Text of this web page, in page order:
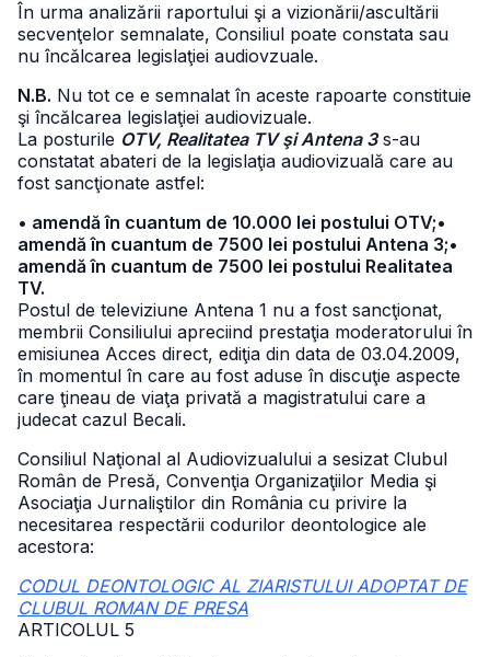
În urma analizării raportului şi a vizionării/ascultării
secvenţelor semnalate, Consiliul poate constata sau
nu încălcarea legislaţiei audiovzuale.
N.B. Nu tot ce e semnalat în aceste rapoarte constituie
şi încălcarea legislaţiei audiovizuale.
La posturile OTV, Realitatea TV şi Antena 3s-au
constatat abateri de la legislaţia audiovizuală care au
fost sancţionate astfel:
• amendă în cuantum de 10.000 lei postului OTV;•
amendă în cuantum de 7500 lei postului Antena 3;•
amendă în cuantum de 7500 lei postului Realitatea
TV.
Postul de televiziune Antena 1 nu a fost sancţionat,
membrii Consiliului apreciind prestaţia moderatorului în
emisiunea Acces direct, ediţia din data de 03.04.2009,
în momentul în care au fost aduse în discuţie aspecte
care ţineau de viaţa privată a magistratului care a
judecat cazul Becali.
Consiliul Naţional al Audiovizualului a sesizat Clubul
Român de Presă, Convenţia Organizaţiilor Media şi
Asociaţia Jurnaliştilor din România cu privire la
necesitarea respectării codurilor deontologice ale
acestora:
CODUL DEONTOLOGIC AL ZIARISTULUI ADOPTAT DE
CLUBUL ROMAN DE PRESA
ARTICOLUL 5